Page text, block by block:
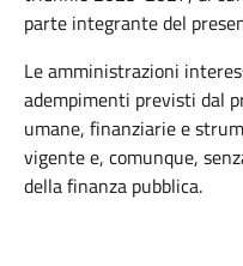
parte integrante del
Le amministrazioni
adempimenti previsti dal
umane, finanziarie e
vigente e, comunque,
della finanza pubblica.